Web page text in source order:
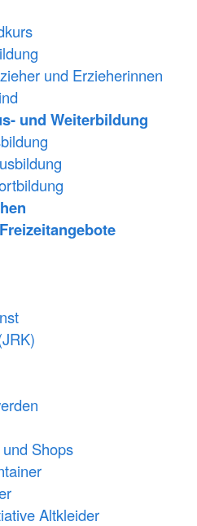
und Erzieherinnen
und Weiterbildung
Shops
Altkleider